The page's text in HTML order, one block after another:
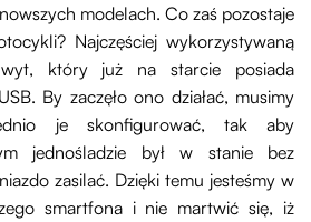
modelach. Co zaś pozostaje
Najczęściej wykorzystywaną
który już na starcie posiada
By zaczęło ono działać, musimy
je skonfigurować, tak aby
jednośladzie był w stanie bez
zasilać. Dzięki temu jesteśmy w
smartfona i nie martwić się, iż